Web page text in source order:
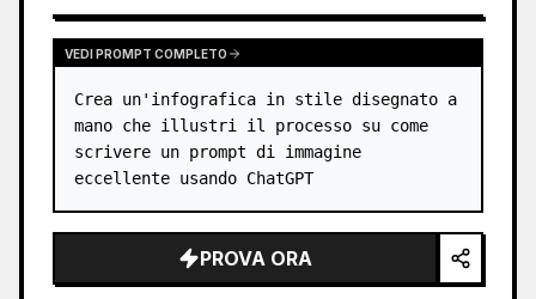
VEDI PROMPT COMPLETO
Crea un'infografica in stile disegnato a
mano che illustri il processo su come
scrivere un prompt di immagine
eccellente usando ChatGPT
PROVA ORA